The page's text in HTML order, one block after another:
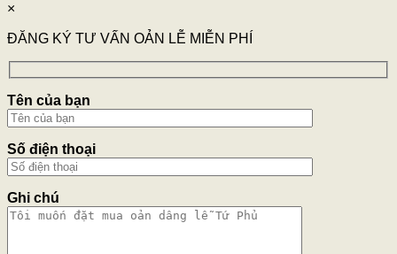
×
ĐĂNG KÝ TƯ VẤN OẢN LỄ MIỄN PHÍ
Tên của bạn
Số điện thoại
Ghi chú